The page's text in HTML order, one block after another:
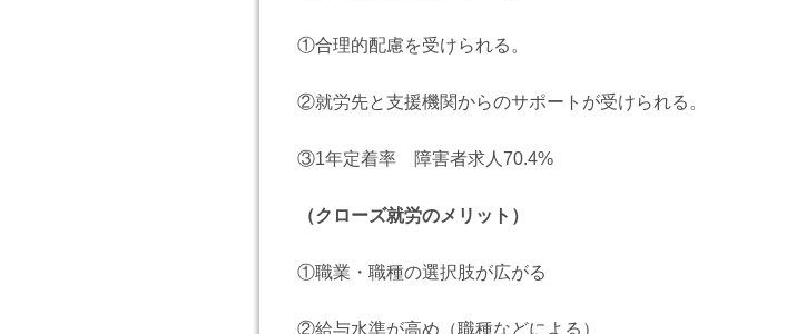
①合理的配慮を受けられる。
②就労先と支援機関からのサポートが受けられる。
③1年定着率 障害者求人70.4%
（クローズ就労のメリット）
①職業・職種の選択肢が広がる
②給与水準が高め（職種などによる）